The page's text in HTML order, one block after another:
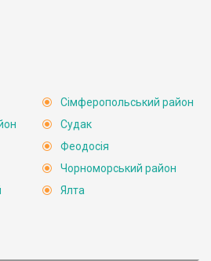
Сімферопольський район
Судак
Феодосія
Чорноморський район
Ялта